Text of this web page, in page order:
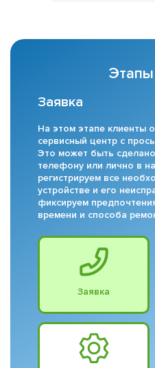
Заявка
На этом этапе клиенты
сервисный центр с
Это может быть
телефону или лично в
регистрируем все
устройстве и его
фиксируем
времени и способа
Заявка